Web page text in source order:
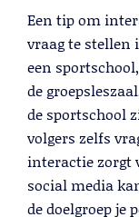
Een tip om
vraag te stellen
een
de
de sportschool
volgers zelfs
interactie zorgt
social media
de doelgroep je